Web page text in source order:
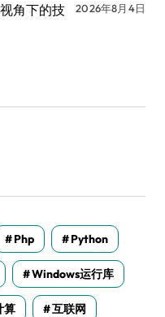
角下的技
2026年8月4日
Php Python
Windows运行库
算 互联网